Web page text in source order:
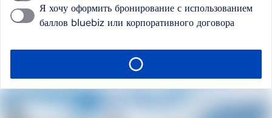
Я хочу оформить бронирование с использованием
баллов bluebiz или корпоративного договора